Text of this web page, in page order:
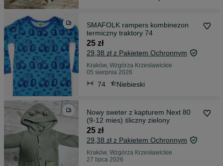
SMAFOLK rampers kombinezon
termiczny traktory 74
25 zł
29,38 zł z Pakietem Ochronnym
Kraków, Wzgórza Krzesławickie
05 sierpnia 2026
74 Niebieski
Nowy sweter z kapturem Next 80
(9-12 mies) śliczny zielony
25 zł
29,38 zł z Pakietem Ochronnym
Kraków, Wzgórza Krzesławickie
27 lipca 2026